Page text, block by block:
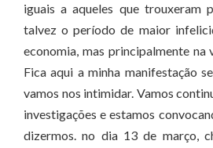
iguais a aqueles que trouxeram
talvez o período de maior
economia, mas principalmente na
Fica aqui a minha manifestação
vamos nos intimidar. Vamos
investigações e estamos
dizermos. no dia 13 de março,